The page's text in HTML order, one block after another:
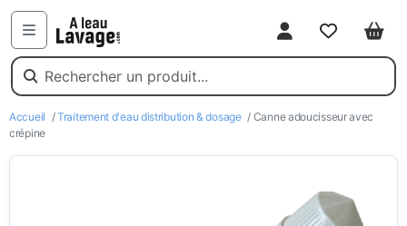
Menu
Mon compte
Favoris
Accueil /Traitement d'eau distribution & dosage / Canne adoucisseur avec
crépine